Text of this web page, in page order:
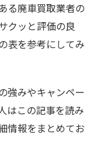
る廃車買取業者の
クッと評価の良
表を参考にしてみ
強みやキャンペー
はこの記事を読み
情報をまとめてお